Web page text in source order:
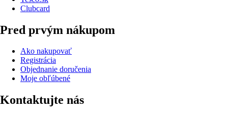
Clubcard
Pred prvým nákupom
Ako nakupovať
Registrácia
Objednanie doručenia
Moje obľúbené
Kontaktujte nás